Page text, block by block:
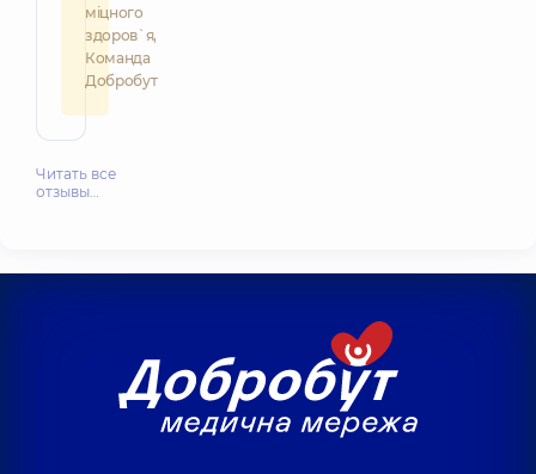
міцного
здоров`я,
Команда
Добробут
Читать все
отзывы…